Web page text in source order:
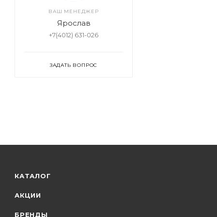
ВАШ МЕНЕДЖЕР
Ярослав
+7(4012) 631-026
ЗАДАТЬ ВОПРОС
КАТАЛОГ
АКЦИИ
БРЕНДЫ